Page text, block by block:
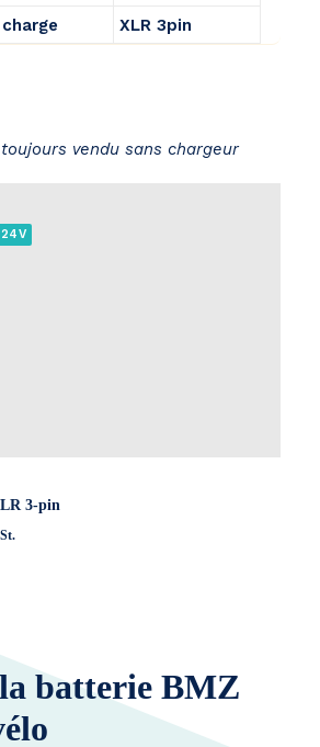
XLR 3pin
vendu sans chargeur
24V
3-pin
batterie BMZ